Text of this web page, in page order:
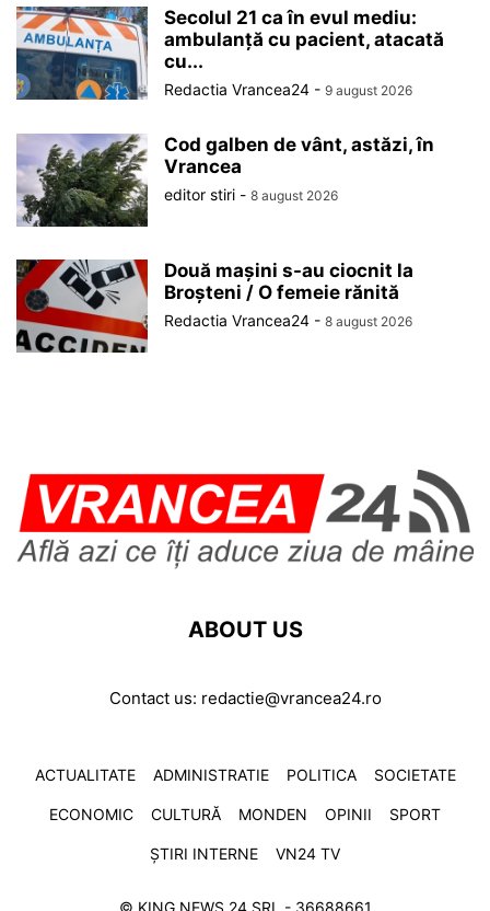
Secolul 21 ca în evul mediu:
ambulanță cu pacient, atacată
cu...
Redactia Vrancea24 - 9 august 2026
Cod galben de vânt, astăzi, în
Vrancea
editor stiri - 8 august 2026
Două mașini s-au ciocnit la
Broșteni / O femeie rănită
Redactia Vrancea24 - 8 august 2026
ABOUT US
Contact us: redactie@vrancea24.ro
ACTUALITATE ADMINISTRATIE POLITICA SOCIETATE
ECONOMIC CULTURĂ MONDEN OPINII SPORT
ȘTIRI INTERNE VN24 TV